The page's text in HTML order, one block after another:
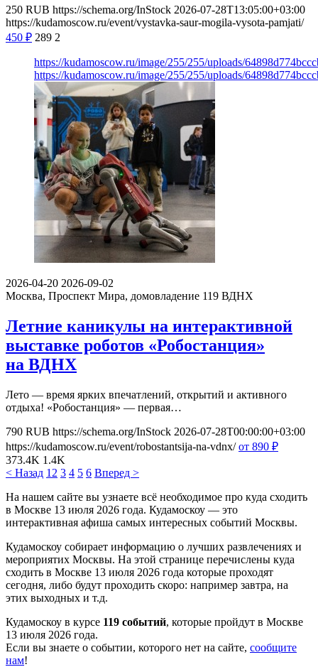
250 RUB https://schema.org/InStock 2026-07-28T13:05:00+03:00
https://kudamoscow.ru/event/vystavka-saur-mogila-vysota-pamjati/
450 ₽ 289 2
https://kudamoscow.ru/image/255/255/uploads/
https://kudamoscow.ru/image/255/255/uploads/
2026-04-20 2026-09-02
Москва, Проспект Мира, домовладение 119 ВДНХ
Летние каникулы на интерактивной
выставке роботов «Робостанция»
на ВДНХ
Лето — время ярких впечатлений, открытий и активного
отдыха! «Робостанция» — первая…
790 RUB https://schema.org/InStock 2026-07-28T00:00:00+03:00
https://kudamoscow.ru/event/robostantsija-na-vdnx/ от 890 ₽
373.4K 1.4K
< Назад 1 2 3 4 5 6 Вперед >
На нашем сайте вы узнаете всё необходимое про куда сходить
в Москве 13 июля 2026 года. Кудамоскоу — это
интерактивная афиша самых интересных событий Москвы.
Кудамоскоу собирает информацию о лучших развлечениях и
мероприятих Москвы. На этой странице перечислены куда
сходить в Москве 13 июля 2026 года которые проходят
сегодня, либо будут проходить скоро: например завтра, на
этих выходных и т.д.
Кудамоскоу в курсе 119 событий, которые пройдут в Москве
13 июля 2026 года.
Если вы знаете о событии, которого нет на сайте, сообщите
нам!